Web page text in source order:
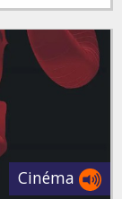
Cinéma